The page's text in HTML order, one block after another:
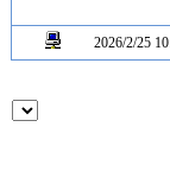
2026/2/25